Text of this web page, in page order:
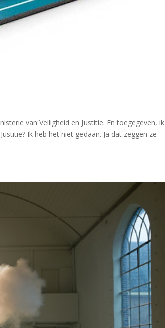
van Veiligheid en Justitie. En toegegeven, ik
Ik heb het niet gedaan. Ja dat zeggen ze